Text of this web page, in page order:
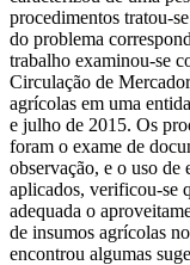
procedimentos tratou-
do problema
trabalho examinou-se
Circulação de
agrícolas em uma
e julho de 2015. Os
foram o exame de
observação, e o uso de
aplicados, verificou-se
adequada o
de insumos agrícolas
encontrou algumas